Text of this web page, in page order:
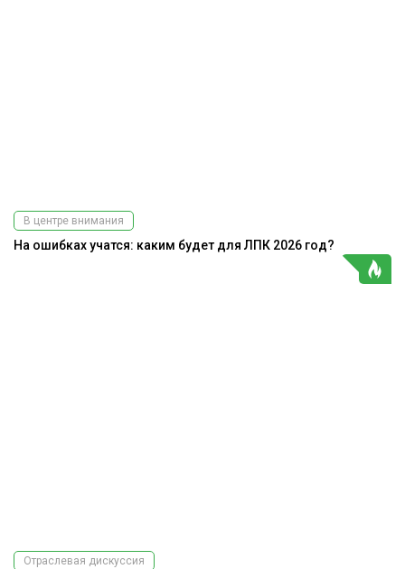
В центре внимания
На ошибках учатся: каким будет для ЛПК 2026 год?
Отраслевая дискуссия